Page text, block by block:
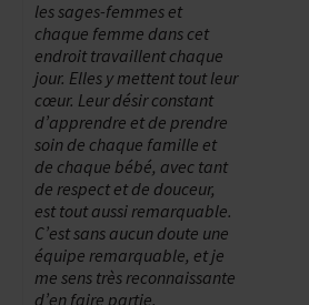
les sages-femmes et
chaque femme dans cet
endroit travaillent chaque
jour. Elles y mettent tout leur
cœur. Leur désir constant
d’apprendre et de prendre
soin de chaque famille et
de chaque bébé, avec tant
de respect et de douceur,
est tout aussi remarquable.
C’est sans aucun doute une
équipe remarquable, et je
me sens très reconnaissante
d’en faire partie.